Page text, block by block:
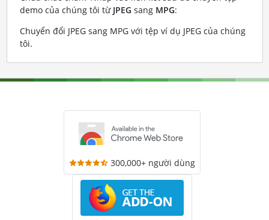
demo của chúng tôi từ JPEG sang MPG:
Chuyển đổi JPEG sang MPG với tệp ví dụ JPEG của chúng
tôi.
300,000+ người dùng